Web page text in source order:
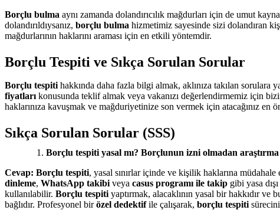
Borçlu bulma aynı zamanda dolandırıcılık mağdurları için de umut
dolandırıldıysanız, borçlu bulma hizmetimiz sayesinde sizi dolandıran
mağdurlarının haklarını araması için en etkili yöntemdir.
Borçlu Tespiti ve Sıkça Sorulan Sorular
Borçlu tespiti hakkında daha fazla bilgi almak, aklınıza takılan sorulara
fiyatları konusunda teklif almak veya vakanızı değerlendirmemiz için
haklarınıza kavuşmak ve mağduriyetinize son vermek için atacağınız en
Sıkça Sorulan Sorular (SSS)
Borçlu tespiti yasal mı? Borçlunun izni olmadan
Cevap: Borçlu tespiti, yasal sınırlar içinde ve kişilik haklarına müdahale
dinleme, WhatsApp takibi veya casus programı ile takip gibi yasa
kullanılabilir. Borçlu tespiti yaptırmak, alacaklının yasal bir hakkıdır ve
bağlıdır. Profesyonel birözel dedektifile çalışarak, borçlu tespiti